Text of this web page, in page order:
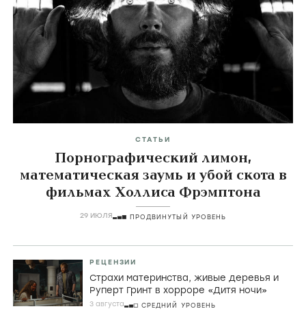
СТАТЬИ
Порнографический лимон,
математическая заумь и убой скота в
фильмах Холлиса Фрэмптона
29 ИЮЛЯ ПРОДВИНУТЫЙ УРОВЕНЬ
РЕЦЕНЗИИ
Страхи материнства, живые деревья и
Руперт Гринт в хорроре «Дитя ночи»
3 августа СРЕДНИЙ УРОВЕНЬ